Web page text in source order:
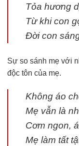
Tỏa hương
Từ khi con
Đời con
Sự so sánh mẹ với
độc tôn của mẹ.
Không áo
Mẹ vẫn là
Cơm ngon,
Mẹ làm tất